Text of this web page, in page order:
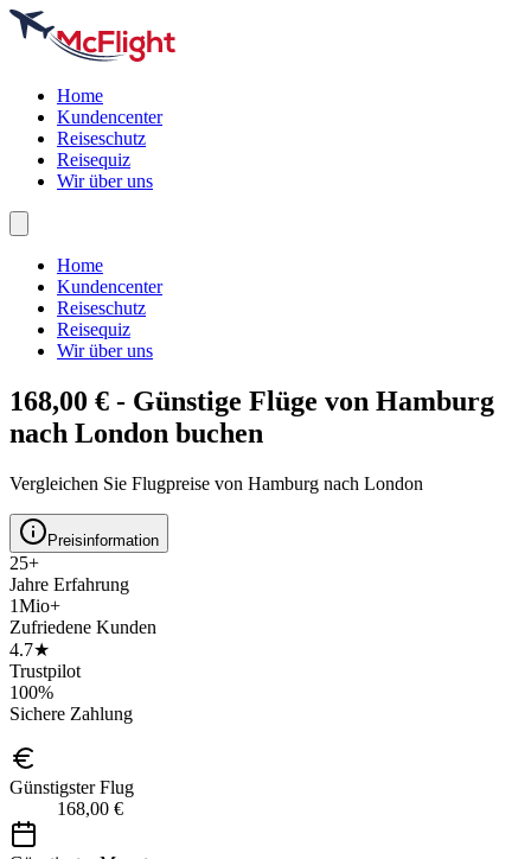
Home
Kundencenter
Reiseschutz
Reisequiz
Wir über uns
Home
Kundencenter
Reiseschutz
Reisequiz
Wir über uns
168,00 € - Günstige Flüge von Hamburg
nach London buchen
Vergleichen Sie Flugpreise von Hamburg nach London
Preisinformation
25+
Jahre Erfahrung
1Mio+
Zufriedene Kunden
4.7★
Trustpilot
100%
Sichere Zahlung
Günstigster Flug
168,00 €